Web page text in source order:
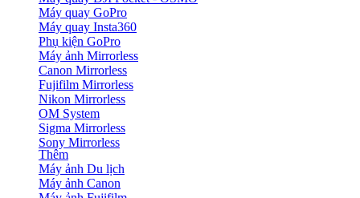
Máy quay GoPro
Máy quay Insta360
Phụ kiện GoPro
Máy ảnh Mirrorless
Canon Mirrorless
Fujifilm Mirrorless
Nikon Mirrorless
OM System
Sigma Mirrorless
Sony Mirrorless
Thêm
Máy ảnh Du lịch
Máy ảnh Canon